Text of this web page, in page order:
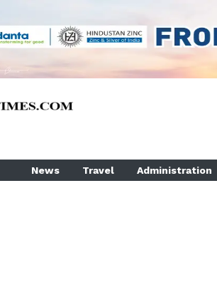
News Travel Administration